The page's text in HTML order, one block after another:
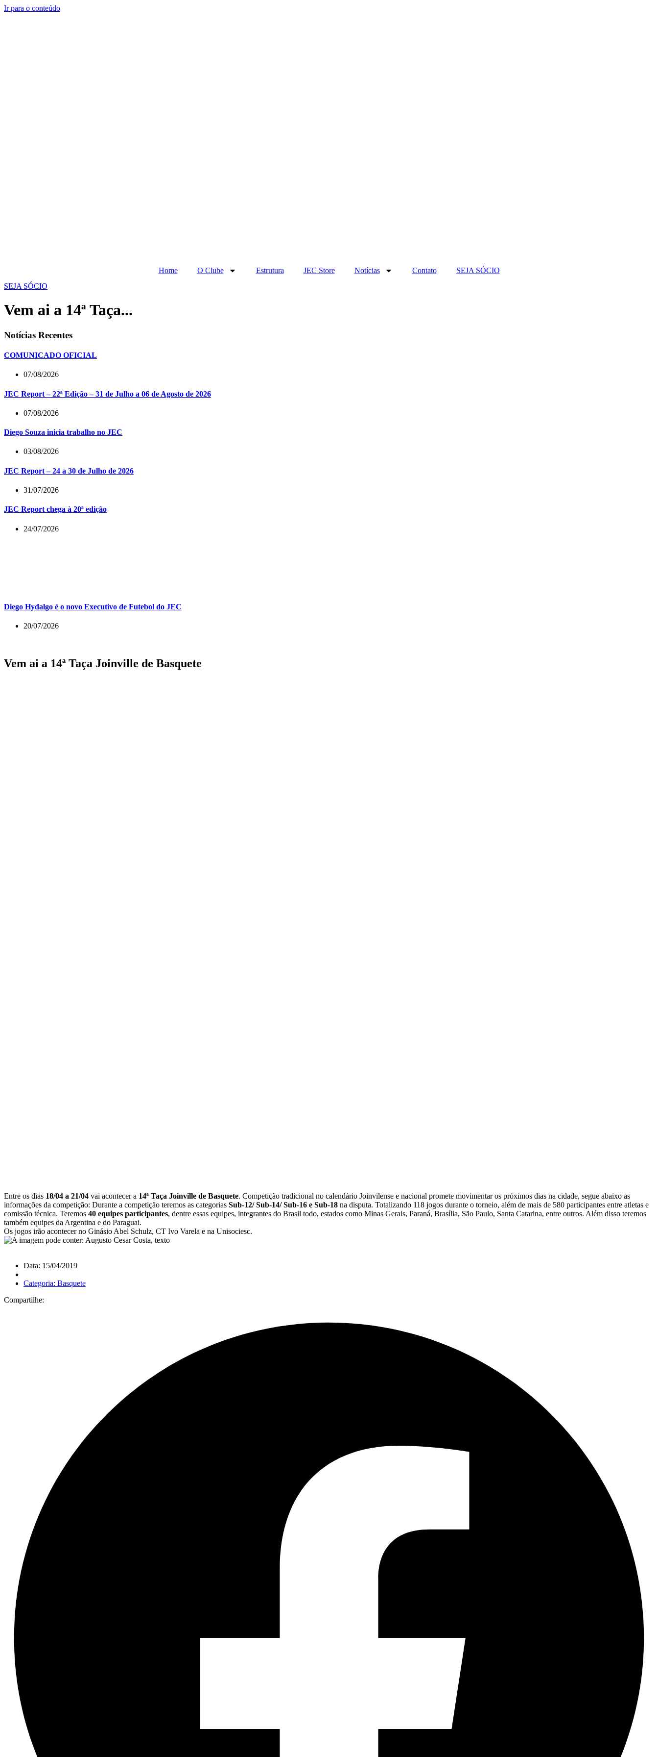
Ir para o conteúdo
Home O Clube Estrutura JEC Store Notícias Contato
SEJA SÓCIO
SEJA SÓCIO
Vem ai a 14ª Taça...
Notícias Recentes
COMUNICADO OFICIAL
07/08/2026
JEC Report – 22ª Edição – 31 de Julho a 06 de Agosto de 2026
07/08/2026
Diego Souza inicia trabalho no JEC
03/08/2026
JEC Report – 24 a 30 de Julho de 2026
31/07/2026
JEC Report chega à 20ª edição
24/07/2026
Diego Hydalgo é o novo Executivo de Futebol do JEC
20/07/2026
Vem ai a 14ª Taça Joinville de Basquete
Entre os dias 18/04 a 21/04 vai acontecer a 14ª Taça Joinville de Basquete. Competição tradicional no calendário Joinvilense e nacional promete movimentar os próximos dias na cidade, segue abaixo as
informações da competição: Durante a competição teremos as categorias Sub-12/ Sub-14/ Sub-16 e Sub-18 na disputa. Totalizando 118 jogos durante o torneio, além de mais de 580 participantes entre atletas e
comissão técnica. Teremos 40 equipes participantes, dentre essas equipes, integrantes do Brasil todo, estados como Minas Gerais, Paraná, Brasília, São Paulo, Santa Catarina, entre outros. Além disso teremos
também equipes da Argentina e do Paraguai.
Os jogos irão acontecer no Ginásio Abel Schulz, CT Ivo Varela e na Unisociesc.
Data: 15/04/2019
Categoria: Basquete
Compartilhe: